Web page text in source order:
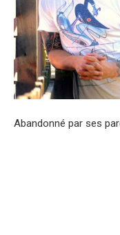
Abandonné par ses